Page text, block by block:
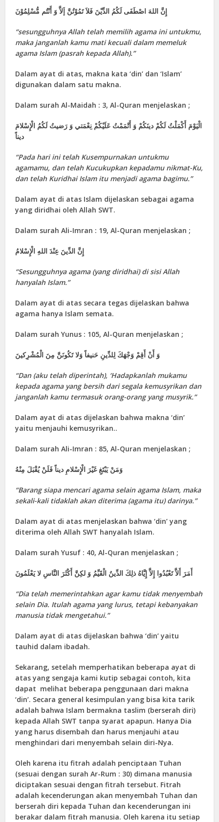
إِنَّ اللهَ اصْطَفَى لَكُمُ الدِّيْنَ فَلاَ تَمُوْتُنَّ إَلاَّ وَ أَنْتُم مُّسْلِمُوْنَ
“sesungguhnya Allah telah memilih agama ini untukmu,
maka janganlah kamu mati kecuali dalam memeluk
agama Islam (pasrah kepada Allah).”
Dalam ayat di atas, makna kata ‘din’ dan ‘Islam’
digunakan dalam satu makna.
Dalam surah Al-Maidah : 3, Al-Quran menjelaskan ;
الْيَوْمَ أَكْمَلْتُ لَكُمْ دينَكُمْ وَ أَتْمَمْتُ عَلَيْكُمْ نِعْمَتي‏ وَ رَضيتُ لَكُمُ الْإِسْلامَ
ديناً
“Pada hari ini telah Kusempurnakan untukmu
agamamu, dan telah Kucukupkan kepadamu nikmat-Ku,
dan telah Kuridhai Islam itu menjadi agama bagimu.”
Dalam ayat di atas Islam dijelaskan sebagai agama
yang diridhai oleh Allah SWT.
Dalam surah Ali-Imran : 19, Al-Quran menjelaskan ;
إِنَّ الدِّينَ عِنْدَ اللهِ الْإِسْلامُ
“Sesungguhnya agama (yang diridhai) di sisi Allah
hanyalah Islam.”
Dalam ayat di atas secara tegas dijelaskan bahwa
agama hanya Islam semata.
Dalam surah Yunus : 105, Al-Quran menjelaskan ;
وَ أَنْ أَقِمْ وَجْهَكَ لِلدِّينِ حَنيفاً وَلا تَكُونَنَّ مِنَ الْمُشْرِكينَ
“Dan (aku telah diperintah), ‘Hadapkanlah mukamu
kepada agama yang bersih dari segala kemusyrikan dan
janganlah kamu termasuk orang-orang yang musyrik.”
Dalam ayat di atas dijelaskan bahwa makna ‘din’
yaitu menjauhi kemusyrikan..
Dalam surah Ali-Imran : 85, Al-Quran menjelaskan ;
وَمَنْ يَبْتَغِ غَيْرَ الْإِسْلامِ ديناً فَلَنْ يُقْبَلَ مِنْهُ
“Barang siapa mencari agama selain agama Islam, maka
sekali-kali tidaklah akan diterima (agama itu) darinya.”
Dalam ayat di atas menjelaskan bahwa ‘din’ yang
diterima oleh Allah SWT hanyalah Islam.
Dalam surah Yusuf : 40, Al-Quran menjelaskan ;
أَمَرَ أَلاَّ تَعْبُدُوا إِلاَّ إِيَّاهُ ذلِكَ الدِّينُ الْقَيِّمُ وَ لكِنَّ أَكْثَرَ النَّاسِ لا يَعْلَمُونَ
“Dia telah memerintahkan agar kamu tidak menyembah
selain Dia. Itulah agama yang lurus, tetapi kebanyakan
manusia tidak mengetahui.”
Dalam ayat di atas dijelaskan bahwa ‘din’ yaitu
tauhid dalam ibadah.
Sekarang, setelah memperhatikan beberapa ayat di
atas yang sengaja kami kutip sebagai contoh, kita
dapat melihat beberapa penggunaan dari makna
‘din’. Secara general kesimpulan yang bisa kita tarik
adalah bahwa Islam bermakna taslim (berserah diri)
kepada Allah SWT tanpa syarat apapun. Hanya Dia
yang harus disembah dan harus menjauhi atau
menghindari dari menyembah selain diri-Nya.
Oleh karena itu fitrah adalah penciptaan Tuhan
(sesuai dengan surah Ar-Rum : 30) dimana manusia
diciptakan sesuai dengan fitrah tersebut. Fitrah
adalah kecenderungan akan menyembah Tuhan dan
berserah diri kepada Tuhan dan kecenderungan ini
berakar dalam fitrah manusia. Oleh karena itu setiap